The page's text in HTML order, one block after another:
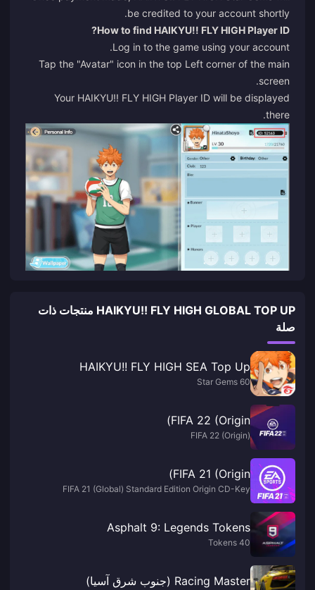
be credited to your account shortly.
How to find HAIKYU!! FLY HIGH Player ID?
Log in to the game using your account.
Tap the "Avatar" icon in the top Left corner of the main
screen.
Your HAIKYU!! FLY HIGH Player ID will be displayed
there.
HAIKYU!! FLY HIGH GLOBAL TOP UP منتجات ذات
صلة
HAIKYU!! FLY HIGH SEA Top Up
60 Star Gems
FIFA 22 (Origin)
FIFA 22 (Origin)
FIFA 21 (Origin)
FIFA 21 (Global) Standard Edition Origin CD-Key
Asphalt 9: Legends Tokens
40 Tokens
Racing Master (جنوب شرق آسيا)